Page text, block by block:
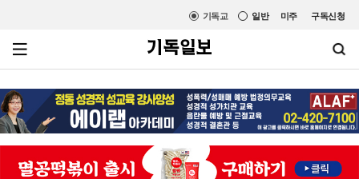
미주 구독신청
일반
기독교